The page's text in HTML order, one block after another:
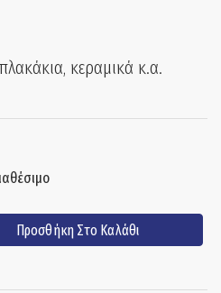
κεραμικά κ.α.
Προσθήκη Στο Καλάθι